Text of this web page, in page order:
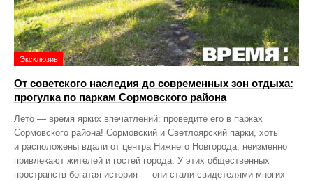
Эксклюзив
От советского наследия до современных зон отдыха:
прогулка по паркам Сормовского района
Лето — время ярких впечатлений: проведите его в парках
Сормовского района! Сормовский и Светлоярский парки, хоть
и расположены вдали от центра Нижнего Новгорода, неизменно
привлекают жителей и гостей города. У этих общественных
пространств богатая история — они стали свидетелями многих